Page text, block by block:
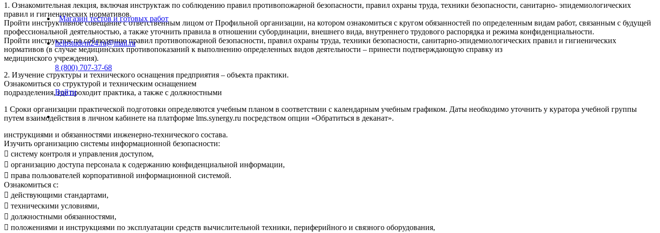
Магазин тестов и готовых работ
helpstudent24.ru@mail.ru
8 (800) 707-37-68
Войти
1. Ознакомительная лекция, включая инструктаж по соблюдению правил противопожарной безопасности, правил охраны труда, техники безопасности, санитарно- эпидемиологических
правил и гигиенических нормативов.
Пройти инструктивное совещание с ответственным лицом от Профильной организации, на котором ознакомиться с кругом обязанностей по определенным видам работ, связанным с будущей
профессиональной деятельностью, а также уточнить правила в отношении субординации, внешнего вида, внутреннего трудового распорядка и режима конфиденциальности.
Пройти инструктаж по соблюдению правил противопожарной безопасности, правил охраны труда, техники безопасности, санитарно-эпидемиологических правил и гигиенических
нормативов (в случае медицинских противопоказаний к выполнению определенных видов деятельности – принести подтверждающую справку из
медицинского учреждения).
2. Изучение структуры и технического оснащения предприятия – объекта практики.
Ознакомиться со структурой и техническим оснащением
подразделения, где проходит практика, а также с должностными
1 Сроки организации практической подготовки определяются учебным планом в соответствии с календарным учебным графиком. Даты необходимо уточнить у куратора учебной группы
путем взаимодействия в личном кабинете на платформе lms.synergy.ru посредством опции «Обратиться в деканат».
инструкциями и обязанностями инженерно-технического состава.
Изучить организацию системы информационной безопасности:
 систему контроля и управления доступом,
 организацию доступа персонала к содержанию конфиденциальной информации,
 права пользователей корпоративной информационной системой.
Ознакомиться с:
 действующими стандартами,
 техническими условиями,
 должностными обязанностями,
 положениями и инструкциями по эксплуатации средств вычислительной техники, периферийного и связного оборудования,